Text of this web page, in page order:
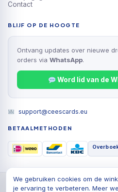
Contact
BLIJF OP DE HOOGTE
Ontvang updates over nieuwe
orders via WhatsApp.
Word lid van de
support@ceescards.eu
BETAALMETHODEN
© 2026 Cees Cards B.V., Alle
We gebruiken cookies om de
je ervaring te verbeteren. Meer